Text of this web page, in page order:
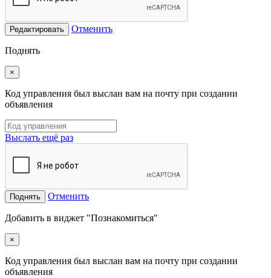
Редактировать Отменить
Поднять
×
Код управления был выслан вам на почту при создании
объявления
Выслать ещё раз
Поднять Отменить
Добавить в виджет "Познакомиться"
×
Код управления был выслан вам на почту при создании
объявления